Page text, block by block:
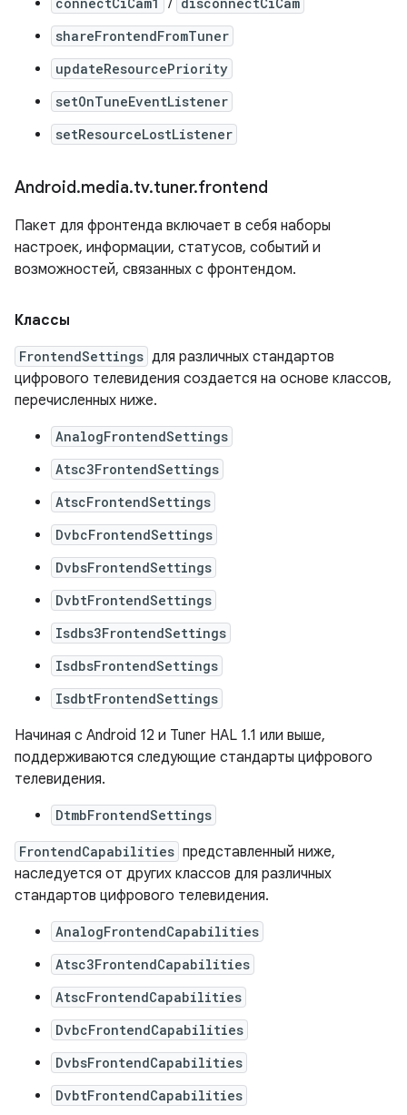
/
shareFrontendFromTuner
updateResourcePriority
setOnTuneEventListener
setResourceLostListener
Android.media.tv.tuner.frontend
Пакет для фронтенда включает в себя наборы
настроек, информации, статусов, событий и
возможностей, связанных с фронтендом.
Классы
FrontendSettings для различных стандартов
цифрового телевидения создается на основе классов,
перечисленных ниже.
AnalogFrontendSettings
Atsc3FrontendSettings
AtscFrontendSettings
DvbcFrontendSettings
DvbsFrontendSettings
DvbtFrontendSettings
Isdbs3FrontendSettings
IsdbsFrontendSettings
IsdbtFrontendSettings
Начиная с Android 12 и Tuner HAL 1.1 или выше,
поддерживаются следующие стандарты цифрового
телевидения.
DtmbFrontendSettings
FrontendCapabilities представленный ниже,
наследуется от других классов для различных
стандартов цифрового телевидения.
AnalogFrontendCapabilities
Atsc3FrontendCapabilities
AtscFrontendCapabilities
DvbcFrontendCapabilities
DvbsFrontendCapabilities
DvbtFrontendCapabilities